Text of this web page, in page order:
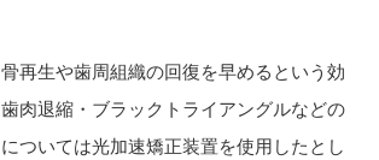
再生や歯周組織の回復を早めるという効
肉退縮・ブラックトライアングルなどの
ついては光加速矯正装置を使用したとし